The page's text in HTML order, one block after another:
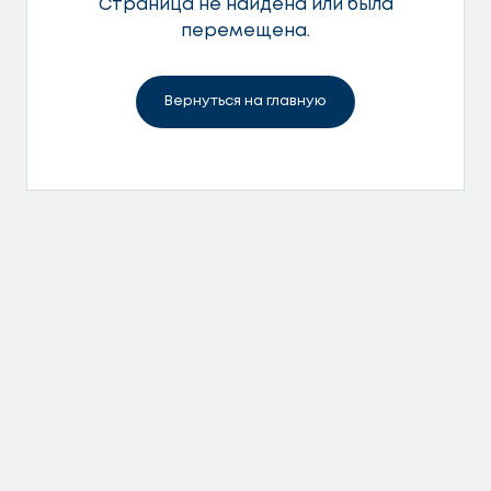
Страница не найдена или была
перемещена.
Вернуться на главную